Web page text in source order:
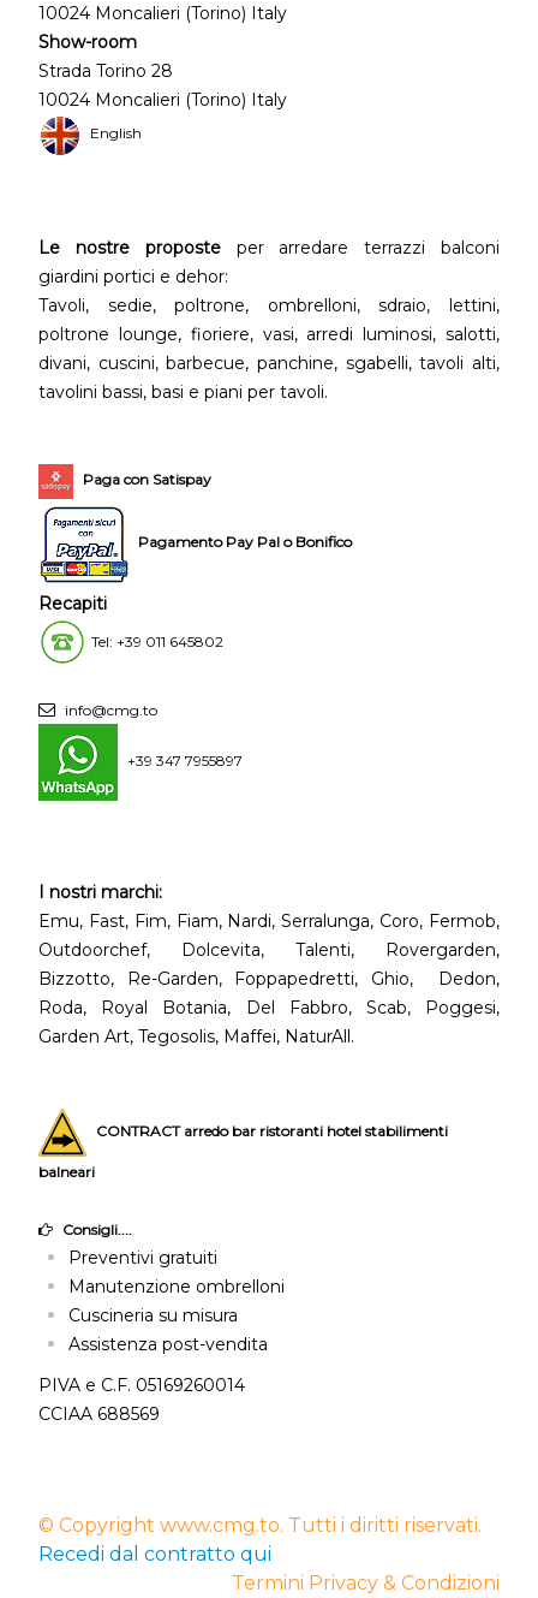
10024 Moncalieri (Torino) Italy
Show-room
Strada Torino 28
10024 Moncalieri (Torino) Italy
English
Le nostre proposteper arredare terrazzi balconi
giardini portici e dehor:
Tavoli, sedie, poltrone, ombrelloni, sdraio, lettini,
poltrone lounge, fioriere, vasi, arredi luminosi, salotti,
divani, cuscini, barbecue, panchine, sgabelli, tavoli alti,
tavolini bassi, basi e piani per tavoli.
Paga con Satispay
Pagamento Pay Pal o Bonifico
Recapiti
Tel: +39 011 645802
info@cmg.to
+39 347 7955897
I nostri marchi:
Emu, Fast, Fim, Fiam, Nardi, Serralunga, Coro, Fermob,
Outdoorchef, Dolcevita, Talenti, Rovergarden,
Bizzotto, Re-Garden, Foppapedretti, Ghio, Dedon,
Roda, Royal Botania, Del Fabbro, Scab, Poggesi,
Garden Art, Tegosolis, Maffei, NaturAll.
CONTRACT arredo bar ristoranti hotel stabilimenti
balneari
Consigli....
Preventivi gratuiti
Manutenzione ombrelloni
Cuscineria su misura
Assistenza post-vendita
PIVA e C.F. 05169260014
CCIAA 688569
© Copyright www.cmg.to. Tutti i diritti riservati.
Recedi dal contratto qui
Termini Privacy & Condizioni